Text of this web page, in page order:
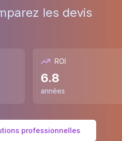
les devis
ROI
6.8
années
professionnelles